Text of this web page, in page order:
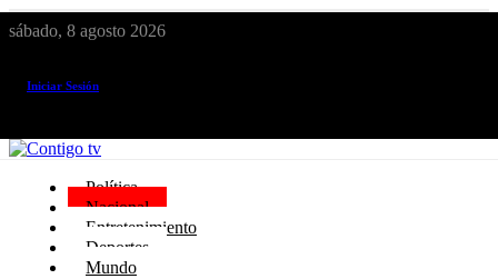
sábado, 8 agosto 2026
Iniciar Sesión
Política
Nacional
Entretenimiento
Deportes
Mundo